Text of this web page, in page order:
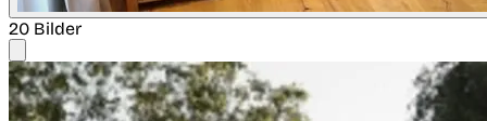
20 Bilder